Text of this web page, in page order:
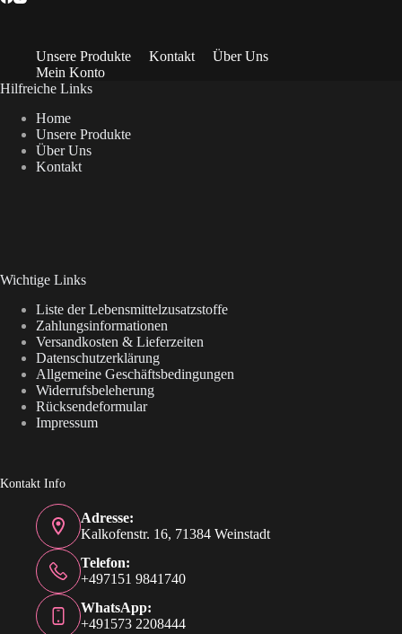
Unsere Produkte Kontakt
Über Uns
Mein Konto
Hilfreiche Links
Home
Unsere Produkte
Über Uns
Kontakt
Wichtige Links
Liste der Lebensmittelzusatzstoffe
Zahlungsinformationen
Versandkosten & Lieferzeiten
Datenschutzerklärung
Allgemeine Geschäftsbedingungen
Widerrufsbeleherung
Rücksendeformular
Impressum
Kontakt Info
Adresse:
Kalkofenstr. 16, 71384 Weinstadt
Telefon:
+497151 9841740
WhatsApp:
+491573 2208444